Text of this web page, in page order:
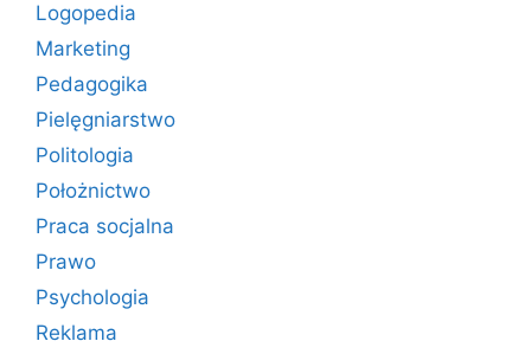
Logopedia
Marketing
Pedagogika
Pielęgniarstwo
Politologia
Położnictwo
Praca socjalna
Prawo
Psychologia
Reklama